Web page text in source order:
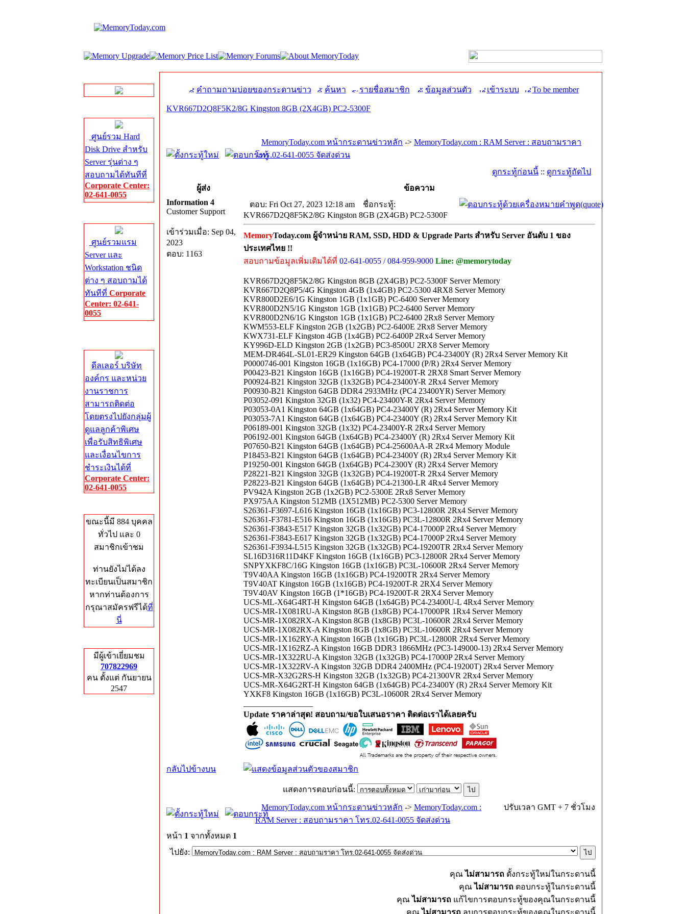
ศูนย์รวม Hard
Disk Drive สำหรับ
Server รุ่นต่าง ๆ
สอบถามได้ทันทีที่
Corporate Center:
02-641-0055
ศูนย์รวมแรม
Server และ
Workstation ชนิด
ต่าง ๆ สอบถามได้
ทันทีที่ Corporate
Center: 02-641-
0055
ดีลเลอร์ บริษัท
องค์กร และหน่วย
งานราชการ
สามารถติดต่อ
โดยตรงไปยังกลุ่มผู้
ดูแลลูกค้าพิเศษ
เพื่อรับสิทธิพิเศษ
และเงื่อนไขการ
ชำระเงินได้ที่
Corporate Center:
02-641-0055
ขณะนี้มี 884 บุคคล
ทั่วไป และ 0
สมาชิกเข้าชม
ท่านยังไม่ได้ลง
ทะเบียนเป็นสมาชิก
หากท่านต้องการ
กรุณาสมัครฟรีได้ที่
นี่
มีผู้เข้าเยี่ยมชม
707822969
คน ตั้งแต่ กันยายน
2547
คำถามถามบ่อยของกระดานข่าว ค้นหา รายชื่อสมาชิก ข้อมูลส่วนตัว เข้าระบบ To be member
KVR667D2Q8F5K2/8G Kingston 8GB (2X4GB) PC2-5300F
MemoryToday.com หน้ากระดานข่าวหลัก -> MemoryToday.com : RAM Server : สอบถามราคา
โทร.02-641-0055 จัดส่งด่วน
ดูกระทู้ก่อนนี้ :: ดูกระทู้ถัดไป
ผู้ส่ง
ข้อความ
Information 4
Customer Support
เข้าร่วมเมื่อ: Sep 04,
2023
ตอบ: 1163
ตอบ: Fri Oct 27, 2023 12:18 am
ชื่อกระทู้:
KVR667D2Q8F5K2/8G Kingston 8GB (2X4GB) PC2-5300F
MemoryToday.com ผู้จำหน่าย RAM, SSD, HDD & Upgrade Parts สำหรับ Server อันดับ 1 ของ
ประเทศไทย !!
สอบถามข้อมูลเพิ่มเติมได้ที่ 02-641-0055 / 084-959-9000 Line: @memorytoday
KVR667D2Q8F5K2/8G Kingston 8GB (2X4GB) PC2-5300F Server Memory
KVR667D2Q8P5/4G Kingston 4GB (1x4GB) PC2-5300 4RX8 Server Memory
KVR800D2E6/1G Kingston 1GB (1x1GB) PC-6400 Server Memory
KVR800D2N5/1G Kingston 1GB (1x1GB) PC2-6400 Server Memory
KVR800D2N6/1G Kingston 1GB (1x1GB) PC2-6400 2Rx8 Server Memory
KWM553-ELF Kingston 2GB (1x2GB) PC2-6400E 2Rx8 Server Memory
KWX731-ELF Kingston 4GB (1x4GB) PC2-6400P 2Rx4 Server Memory
KY996D-ELD Kingston 2GB (1x2GB) PC3-8500U 2RX8 Server Memory
MEM-DR464L-SL01-ER29 Kingston 64GB (1x64GB) PC4-23400Y (R) 2Rx4 Server Memory Kit
P0000746-001 Kingston 16GB (1x16GB) PC4-17000 (P/R) 2Rx4 Server Memory
P00423-B21 Kingston 16GB (1x16GB) PC4-19200T-R 2RX8 Smart Server Memory
P00924-B21 Kingston 32GB (1x32GB) PC4-23400Y-R 2Rx4 Server Memory
P00930-B21 Kingston 64GB DDR4 2933MHz (PC4 23400YR) Server Memory
P03052-091 Kingston 32GB (1x32) PC4-23400Y-R 2Rx4 Server Memory
P03053-0A1 Kingston 64GB (1x64GB) PC4-23400Y (R) 2Rx4 Server Memory Kit
P03053-7A1 Kingston 64GB (1x64GB) PC4-23400Y (R) 2Rx4 Server Memory Kit
P06189-001 Kingston 32GB (1x32) PC4-23400Y-R 2Rx4 Server Memory
P06192-001 Kingston 64GB (1x64GB) PC4-23400Y (R) 2Rx4 Server Memory Kit
P07650-B21 Kingston 64GB (1x64GB) PC4-25600AA-R 2Rx4 Memory Module
P18453-B21 Kingston 64GB (1x64GB) PC4-23400Y (R) 2Rx4 Server Memory Kit
P19250-001 Kingston 64GB (1x64GB) PC4-2300Y (R) 2Rx4 Server Memory
P28221-B21 Kingston 32GB (1x32GB) PC4-19200T-R 2Rx4 Server Memory
P28223-B21 Kingston 64GB (1x64GB) PC4-21300-LR 4Rx4 Server Memory
PV942A Kingston 2GB (1x2GB) PC2-5300E 2Rx8 Server Memory
PX975AA Kingston 512MB (1X512MB) PC2-5300 Server Memory
S26361-F3697-L616 Kingston 16GB (1x16GB) PC3-12800R 2Rx4 Server Memory
S26361-F3781-E516 Kingston 16GB (1x16GB) PC3L-12800R 2Rx4 Server Memory
S26361-F3843-E517 Kingston 32GB (1x32GB) PC4-17000P 2Rx4 Server Memory
S26361-F3843-E617 Kingston 32GB (1x32GB) PC4-17000P 2Rx4 Server Memory
S26361-F3934-L515 Kingston 32GB (1x32GB) PC4-19200TR 2Rx4 Server Memory
SL16D316R11D4KF Kingston 16GB (1x16GB) PC3-12800R 2Rx4 Server Memory
SNPYXKF8C/16G Kingston 16GB (1x16GB) PC3L-10600R 2Rx4 Server Memory
T9V40AA Kingston 16GB (1x16GB) PC4-19200TR 2Rx4 Server Memory
T9V40AT Kingston 16GB (1x16GB) PC4-19200T-R 2RX4 Server Memory
T9V40AV Kingston 16GB (1*16GB) PC4-19200T-R 2RX4 Server Memory
UCS-ML-X64G4RT-H Kingston 64GB (1x64GB) PC4-23400U-L 4Rx4 Server Memory
UCS-MR-1X081RU-A Kingston 8GB (1x8GB) PC4-17000PR 1Rx4 Server Memory
UCS-MR-1X082RX-A Kingston 8GB (1x8GB) PC3L-10600R 2Rx4 Server Memory
UCS-MR-1X082RX-A Kingston 8GB (1x8GB) PC3L-10600R 2Rx4 Server Memory
UCS-MR-1X162RY-A Kingston 16GB (1x16GB) PC3L-12800R 2Rx4 Server Memory
UCS-MR-1X162RZ-A Kingston 16GB DDR3 1866MHz (PC3-149000-13) 2Rx4 Server Memory
UCS-MR-1X322RU-A Kingston 32GB (1x32GB) PC4-17000P 2Rx4 Server Memory
UCS-MR-1X322RV-A Kingston 32GB DDR4 2400MHz (PC4-19200T) 2Rx4 Server Memory
UCS-MR-X32G2RS-H Kingston 32GB (1x32GB) PC4-21300VR 2Rx4 Server Memory
UCS-MR-X64G2RT-H Kingston 64GB (1x64GB) PC4-23400Y (R) 2Rx4 Server Memory Kit
YXKF8 Kingston 16GB (1x16GB) PC3L-10600R 2Rx4 Server Memory
Update ราคาล่าสุด! สอบถาม/ขอใบเสนอราคา ติดต่อเราได้เลยครับ
กลับไปข้างบน
แสดงการตอบก่อนนี้:
MemoryToday.com หน้ากระดานข่าวหลัก -> MemoryToday.com :
RAM Server : สอบถามราคา โทร.02-641-0055 จัดส่งด่วน
ปรับเวลา GMT + 7 ชั่วโมง
หน้า 1 จากทั้งหมด 1
ไปยัง:
คุณไม่สามารถ ตั้งกระทู้ใหม่ในกระดานนี้
คุณไม่สามารถ ตอบกระทู้ในกระดานนี้
คุณไม่สามารถ แก้ไขการตอบกระทู้ของคุณในกระดานนี้
คุณไม่สามารถ ลบการตอบกระทู้ของคุณในกระดานนี้